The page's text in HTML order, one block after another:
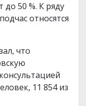
до 50 %. К ряду
относятся
что
11 854 из